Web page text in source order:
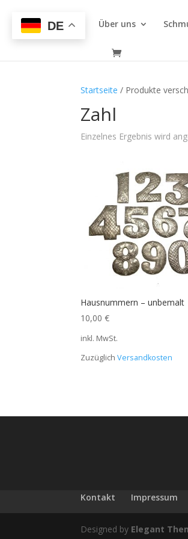
Über uns
Startseite / Produkte
Zahl
Einzelnes Ergebnis wird
Hausnummern – unbemalt
10,00€
inkl. MwSt.
ZuzüglichVersandkosten
Kontakt Impressum
Designed by Elegant
DE